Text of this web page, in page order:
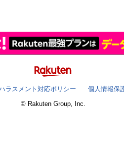
ラスメント対応ポリシー
個人情報保
© Rakuten Group, Inc.